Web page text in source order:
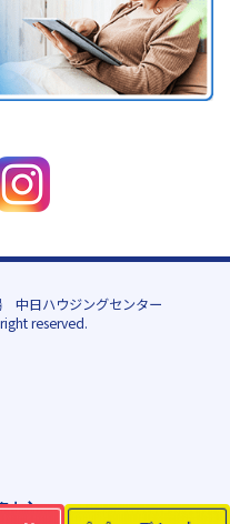
中日ハウジングセンター
reserved.
内